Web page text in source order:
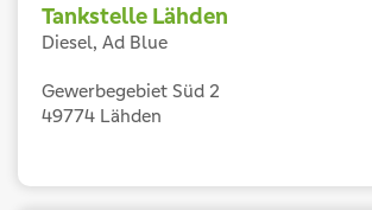
Tankstelle Lähden
Diesel, Ad Blue
Gewerbegebiet Süd 2
49774 Lähden